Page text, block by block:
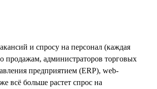
и спросу на персонал (каждая
продажам, администраторов торговых
предприятием (ERP), web-
всё больше растет спрос на